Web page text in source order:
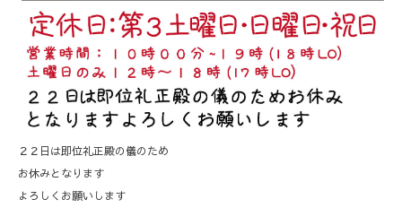
２２日は即位礼正殿の儀のため
お休みとなります
よろしくお願いします